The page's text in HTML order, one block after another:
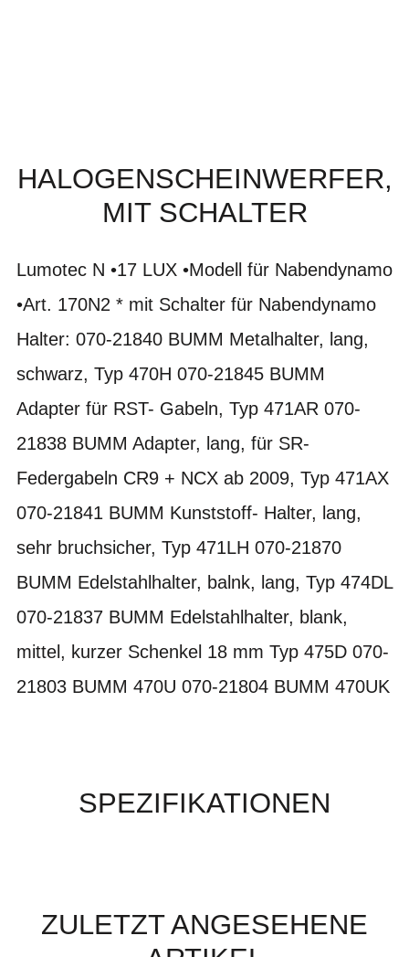
HALOGENSCHEINWERFER,
MIT SCHALTER
Lumotec N •17 LUX •Modell für Nabendynamo
•Art. 170N2 * mit Schalter für Nabendynamo
Halter: 070-21840 BUMM Metalhalter, lang,
schwarz, Typ 470H 070-21845 BUMM
Adapter für RST- Gabeln, Typ 471AR 070-
21838 BUMM Adapter, lang, für SR-
Federgabeln CR9 + NCX ab 2009, Typ 471AX
070-21841 BUMM Kunststoff- Halter, lang,
sehr bruchsicher, Typ 471LH 070-21870
BUMM Edelstahlhalter, balnk, lang, Typ 474DL
070-21837 BUMM Edelstahlhalter, blank,
mittel, kurzer Schenkel 18 mm Typ 475D 070-
21803 BUMM 470U 070-21804 BUMM 470UK
SPEZIFIKATIONEN
ZULETZT ANGESEHENE